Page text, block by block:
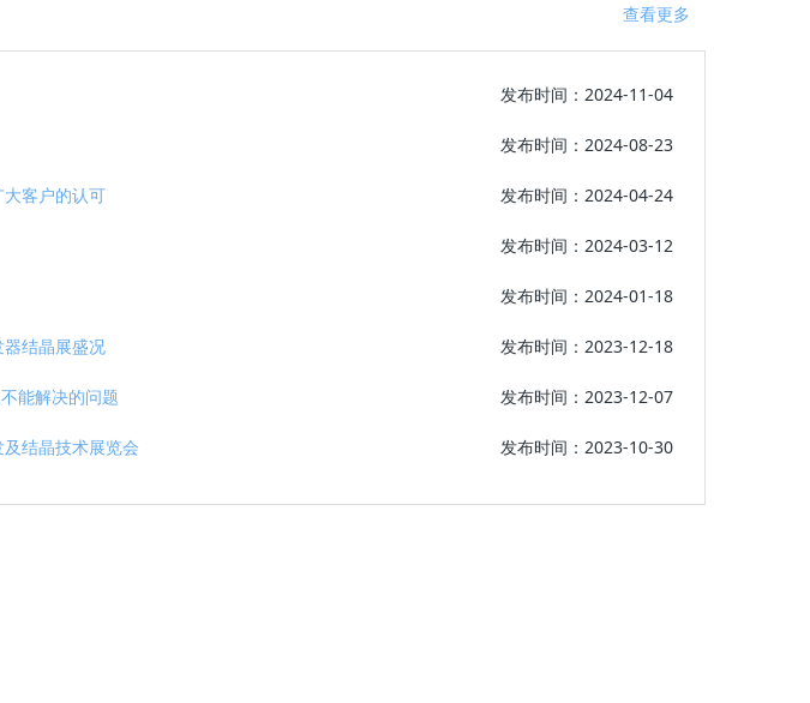
查看更多
发布时间：2024-11-04
发布时间：2024-08-23
客户的认可 发布时间：2024-04-24
发布时间：2024-03-12
发布时间：2024-01-18
结晶展盛况 发布时间：2023-12-18
能解决的问题 发布时间：2023-12-07
结晶技术展览会 发布时间：2023-10-30